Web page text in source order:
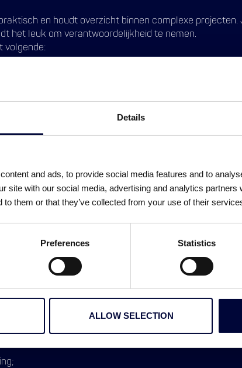
Details
and ads, to provide social media features and to
site with our social media, advertising and analytics partners
to them or that they’ve collected from your use of their
Preferences Statistics
ALLOW SELECTION
en houdt overzicht binnen complexe
het leuk om verantwoordelijkheid te nemen.
volgende:
richting Elektrotechniek of Industriële
als Hardware Engineer binnen machinebouw of
en paneelbouw;
en een oplossingsgerichte instelling.
van vooropleiding en werkervaring;
dagen, met de mogelijkheid om ADV-dagen op te
bestaande uit de keuze tussen een leaseauto